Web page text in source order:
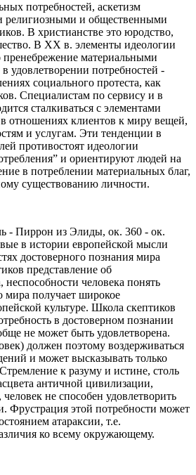
потребностей, аскетизм
религиозными и общественными
В христианстве это юродство,
В XX в. элементы идеологии
пренебрежение материальными
удовлетворении потребностей -
социального протеста, как
Специалистам по сервису и в
сталкиваться с элементами
отношениях клиентов к миру вещей,
и услугам. Эти тенденции в
противостоят идеологии
и ориентируют людей на
в потреблении материальных благ,
существованию личности.
- Пиррон из Элиды, ок. 360 - ок.
в истории европейской мысли
достоверного познания мира
представление об
неспособности человека понять
получает широкое
культуре. Школа скептиков
в достоверном познании
не может быть удовлетворена.
должен поэтому воздерживаться
и может высказывать только
к разуму и истине, столь
античной цивилизации,
не способен удовлетворить
Фрустрация этой потребности может
атараксии, т.е.
ко всему окружающему.